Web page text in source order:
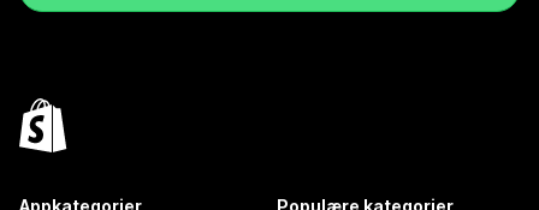
Appkategorier Populære kategorier